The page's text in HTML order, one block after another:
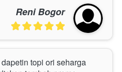
Reni Bogor
topi ori seharga